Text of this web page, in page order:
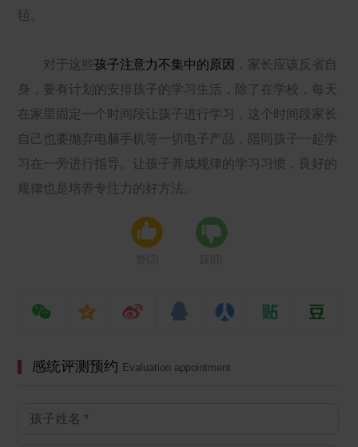
毡。
对于这些孩子注意力不集中的原因
，家长应该反省自
身，要有计划的安排孩子的学习生活，除了在学校，每天
在家里固定一个时间段让孩子进行学习，这个时间段家长
自己也要抛弃电脑手机等一切电子产品，陪同孩子一起学
习在一旁进行指导。让孩子养成规律的学习习惯，良好的
规律也是培养专注力的好方法。
感统评测预约 Evaluation appointment